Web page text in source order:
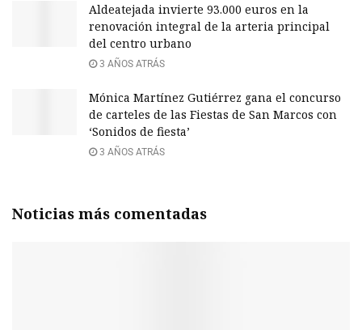
Aldeatejada invierte 93.000 euros en la
renovación integral de la arteria principal
del centro urbano
3 AÑOS ATRÁS
Mónica Martínez Gutiérrez gana el concurso
de carteles de las Fiestas de San Marcos con
‘Sonidos de fiesta’
3 AÑOS ATRÁS
Noticias más comentadas